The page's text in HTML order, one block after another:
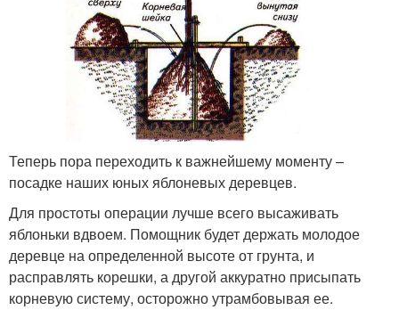
Теперь пора переходить к важнейшему моменту –
посадке наших юных яблоневых деревцев.
Для простоты операции лучше всего высаживать
яблоньки вдвоем. Помощник будет держать молодое
деревце на определенной высоте от грунта, и
расправлять корешки, а другой аккуратно присыпать
корневую систему, осторожно утрамбовывая ее.